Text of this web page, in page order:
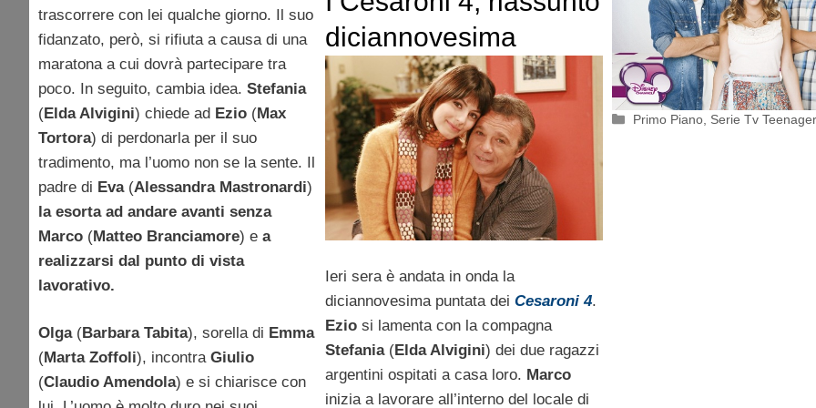
Categorie
Primo Piano Serie Tv
trascorrere con lei qualche giorno. Il suo
fidanzato, però, si rifiuta a causa di una
maratona a cui dovrà partecipare tra
poco. In seguito, cambia idea. Stefania
(Elda Alvigini) chiede ad Ezio (Max
Tortora) di perdonarla per il suo
tradimento, ma l’uomo non se la sente. Il
padre di Eva(Alessandra Mastronardi)
la esorta ad andare avanti senza
Marco (Matteo Branciamore) e a
realizzarsi dal punto di vista
lavorativo.
Olga(Barbara Tabita), sorella di Emma
(Marta Zoffoli), incontraGiulio
(Claudio Amendola) e si chiarisce con
diciannovesima
puntata
Ieri sera è andata in onda la
diciannovesima puntata dei Cesaroni 4.
Eziosi lamenta con la compagna
Stefania(Elda Alvigini) dei due ragazzi
argentini ospitati a casa loro. Marco
inizia a lavorare all’interno del locale di